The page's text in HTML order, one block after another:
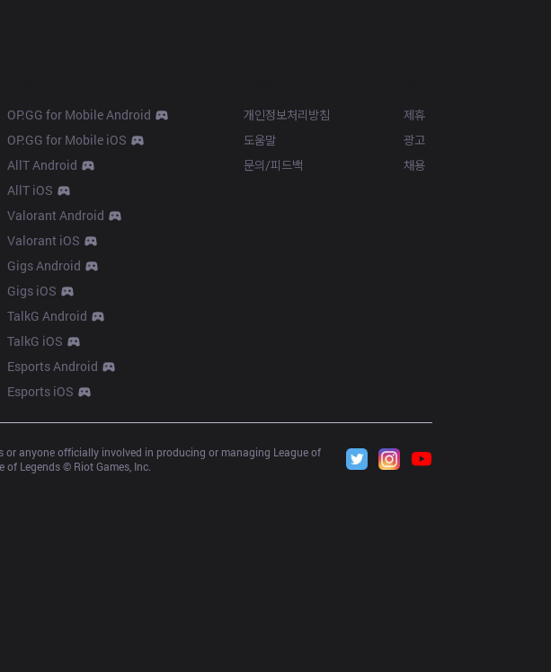
OP.GG for Mobile Android
OP.GG for Mobile iOS
AllT Android
AllT iOS
Valorant Android
Valorant iOS
Gigs Android
Gigs iOS
TalkG Android
TalkG iOS
Esports Android
Esports iOS
개인정보처리방침
도움말
문의/피드백
제휴
광고
채용
or anyone officially involved in producing or managing League of
Legends © Riot Games, Inc.